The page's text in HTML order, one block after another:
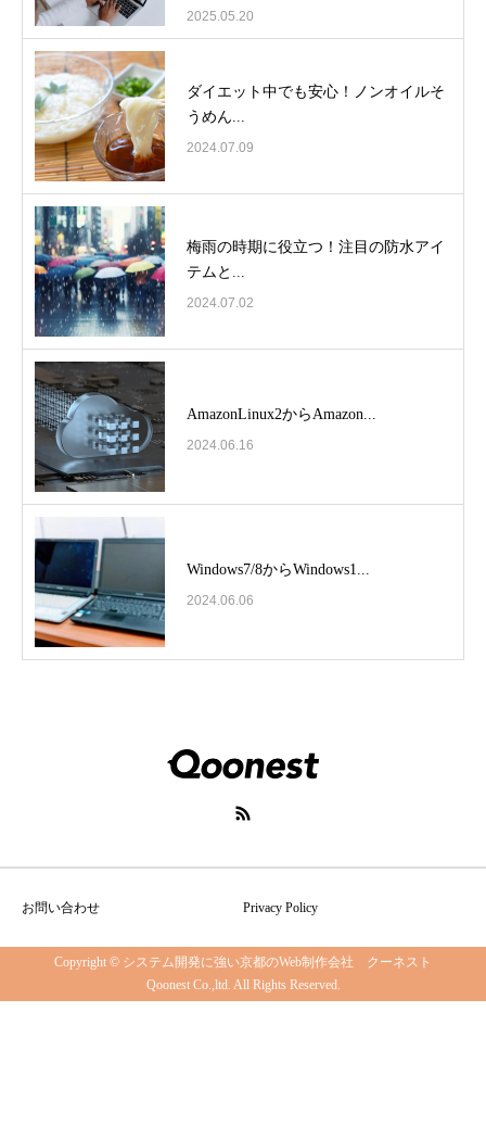
2025.05.20
ダイエット中でも安心！ノンオイルそ
うめん...
2024.07.09
梅雨の時期に役立つ！注目の防水アイ
テムと...
2024.07.02
AmazonLinux2からAmazon...
2024.06.16
Windows7/8からWindows1...
2024.06.06
お問い合わせ Privacy Policy
Copyright © システム開発に強い京都のWeb制作会社 クーネスト
Qoonest Co.,ltd. All Rights Reserved.